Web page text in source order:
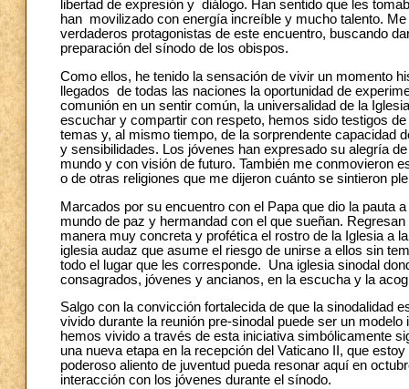
libertad de expresión y diálogo. Han sentido que les
han movilizado con energía increíble y mucho talento.
verdaderos protagonistas de este encuentro, buscando
preparación del sínodo de los obispos.
Como ellos, he tenido la sensación de vivir un momento
llegados de todas las naciones la oportunidad de
comunión en un sentir común, la universalidad de la
escuchar y compartir con respeto, hemos sido testigos
temas y, al mismo tiempo, de la sorprendente capacidad
y sensibilidades. Los jóvenes han expresado su alegría
mundo y con visión de futuro. También me conmovieron
o de otras religiones que me dijeron cuánto se sintieron
Marcados por su encuentro con el Papa que dio la
mundo de paz y hermandad con el que sueñan.
manera muy concreta y profética el rostro de la Iglesia a
iglesia audaz que asume el riesgo de unirse a ellos sin
todo el lugar que les corresponde. Una iglesia sinodal
consagrados, jóvenes y ancianos, en la escucha y la
Salgo con la convicción fortalecida de que la sinodalidad
vivido durante la reunión pre-sinodal puede ser un
hemos vivido a través de esta iniciativa simbólicamente
una nueva etapa en la recepción del Vaticano II, que
poderoso aliento de juventud pueda resonar aquí en
interacción con los jóvenes durante el sínodo.